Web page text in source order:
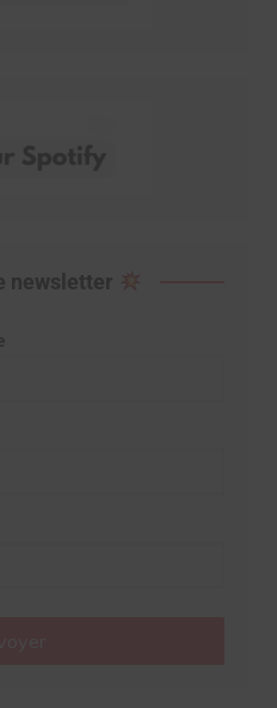
newsletter